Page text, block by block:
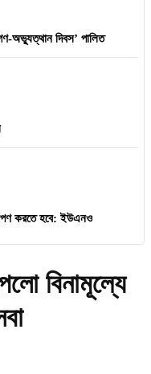
অভ্যুত্থান দিবস’ পালিত
করতে হবে: ইউএনও
বিনামূল্যে